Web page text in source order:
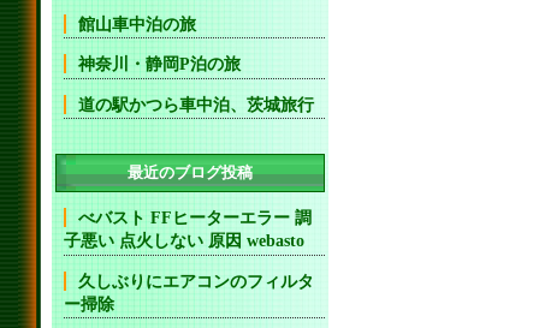
館山車中泊の旅
神奈川・静岡P泊の旅
道の駅かつら車中泊、茨城旅行
最近のブログ投稿
べバスト FFヒーターエラー 調
子悪い 点火しない 原因 webasto
久しぶりにエアコンのフィルタ
ー掃除